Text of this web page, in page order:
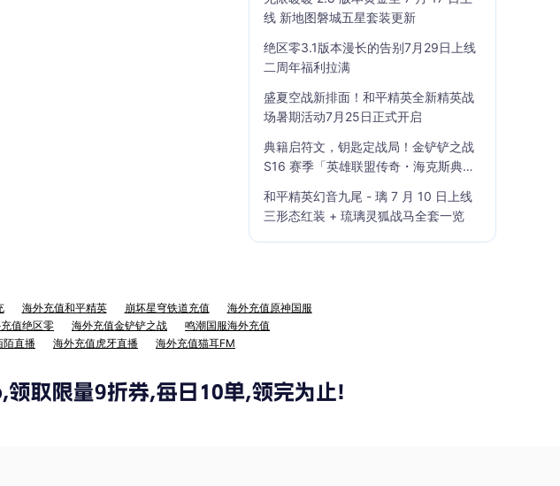
线 新地图磐城五星套装更新
绝区零3.1版本漫长的告别7月29日上线
二周年福利拉满
盛夏空战新排面！和平精英全新精英战
场暑期活动7月25日正式开启
典籍启符文，钥匙定战局！金铲铲之战
S16 赛季「英雄联盟传奇・海克斯典
和平精英幻音九尾 - 璃 7 月 10 日上线
三形态红装 + 琉璃灵狐战马全套一览
海外充值和平精英 崩坏星穹铁道充值
海外充值原神国服
值绝区零 海外充值金铲铲之战
鸣潮国服海外充值
陌直播 海外充值虎牙直播 海外充值猫耳FM